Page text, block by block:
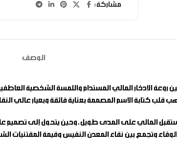
مشاركة:
الوصف
بين روعة الادخار المالي المستدام واللمسة الشخصية
قلب كتابة الاسم المصممة بعناية فائقة وبعيار عالي
المالي على المدى طويل، وحين يتحول إلى
وتجمع بين نقاء المعدن النفيس وقيمة المقتنيات